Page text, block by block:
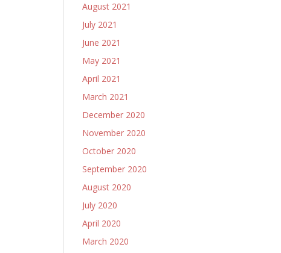
August 2021
July 2021
June 2021
May 2021
April 2021
March 2021
December 2020
November 2020
October 2020
September 2020
August 2020
July 2020
April 2020
March 2020